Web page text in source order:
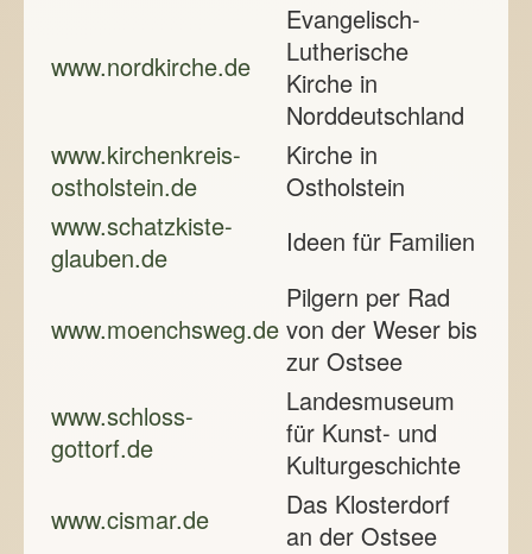
www.nordkirche.de
Evangelisch-
Lutherische
Kirche in
Norddeutschland
www.kirchenkreis-
ostholstein.de
Kirche in
Ostholstein
www.schatzkiste-
glauben.de
Ideen für Familien
www.moenchsweg.de
Pilgern per Rad
von der Weser bis
zur Ostsee
www.schloss-
gottorf.de
Landesmuseum
für Kunst- und
Kulturgeschichte
www.cismar.de
Das Klosterdorf
an der Ostsee